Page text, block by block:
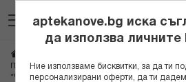
към
съдържанието
Противостарееща грижа
*VICHY LIFTACTIV B3 НОЩЕН КРЕМ ЗА ЛИЦЕ
aptekanove.bg иска
да използва личните
Ние използваме бисквитки, за да ти
персонализирани оферти, да ти